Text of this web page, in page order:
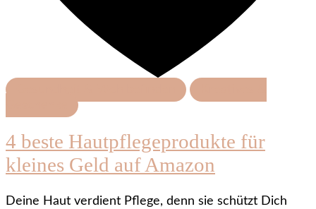
4 beste Hautpflegeprodukte für
kleines Geld auf Amazon
Deine Haut verdient Pflege, denn sie schützt Dich